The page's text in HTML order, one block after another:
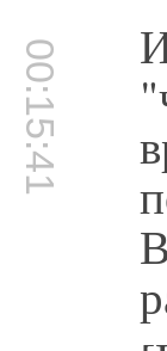
00:15:41